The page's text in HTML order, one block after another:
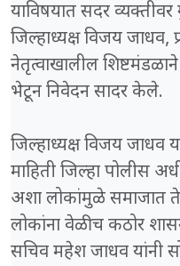
याविषयात सदर
जिल्हाध्यक्ष विजय
नेतृत्वाखालील
भेटून निवेदन सादर केले.
जिल्हाध्यक्ष विजय जाधव
माहिती जिल्हा पोलीस
अशा लोकांमुळे समाजात
लोकांना वेळीच कठोर
सचिव महेश जाधव यांनी